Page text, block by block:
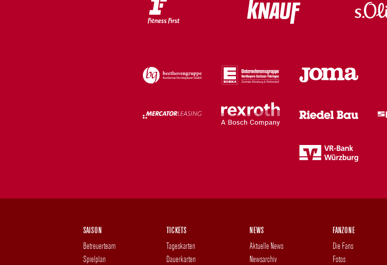
SAISON
Betreuerteam
Spielplan
TICKETS
Tageskarten
Dauerkarten
NEWS
Aktuelle News
Newsarchiv
FANZONE
Die Fans
Fotos